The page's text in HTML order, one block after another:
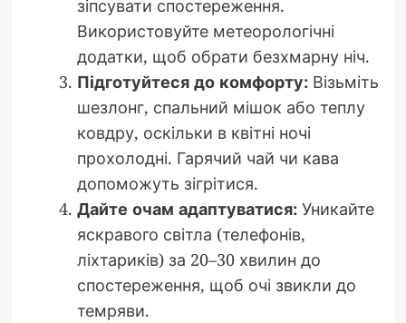
зіпсувати спостереження.
Використовуйте метеорологічні
додатки, щоб обрати безхмарну ніч.
Підготуйтеся до комфорту:Візьміть
шезлонг, спальний мішок або теплу
ковдру, оскільки в квітні ночі
прохолодні. Гарячий чай чи кава
допоможуть зігрітися.
Дайте очам адаптуватися:Уникайте
яскравого світла (телефонів,
ліхтариків) за 20–30 хвилин до
спостереження, щоб очі звикли до
темряви.